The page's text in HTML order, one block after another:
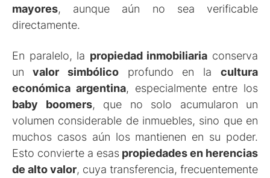
mayores, aunque aún no sea verificable
directamente.
En paralelo, la propiedad inmobiliaria conserva
un valor simbólicoprofundo en lacultura
económica argentina, especialmente entre los
baby boomers, que no solo acumularon un
volumen considerable de inmuebles, sino que en
muchos casos aún los mantienen en su poder.
Esto convierte a esas propiedades en herencias
de alto valor, cuya transferencia, frecuentemente